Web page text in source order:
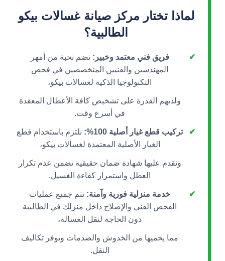
لماذا تختار مركز صيانة غسالات بيكو
الطالبية؟
✔ فريق فني معتمد وخبير: نضم نخبة من أمهر
المهندسين والفنيين المتخصصين في فحص
التكنولوجيا الذكية لغسالات بيكو،
ولديهم القدرة على تشخيص كافة الأعطال المعقدة
في أسرع وقت.
✔ تركيب قطع غيار أصلية 100%:
نلتزم باستخدام قطع
الغيار الأصلية المعتمدة لغسالات بيكو،
ونقدم عليها شهادة ضمان حقيقية تضمن عدم تكرار
العطل واستمرار كفاءة الغسيل.
✔ خدمة منزلية فورية وآمنة: تتم جميع عمليات
الفحص الفني والإصلاح داخل منزلك في الطالبية
دون الحاجة لنقل الغسالة،
مما يحميها من الخدوش والصدمات ويوفر تكاليف
النقل.